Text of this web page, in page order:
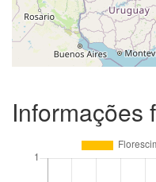
Informações